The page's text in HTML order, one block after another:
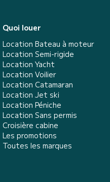
Quoi louer
Location Bateau à moteur
Location Semi-rigide
Location Yacht
Location Voilier
Location Catamaran
Location Jet ski
Location Péniche
Location Sans permis
Croisière cabine
Les promotions
Toutes les marques